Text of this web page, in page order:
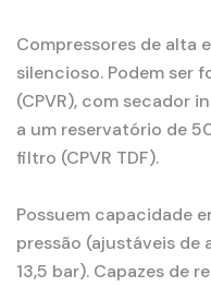
Compressores de alta
silencioso. Podem ser
(CPVR), com secador
a um reservatório de
filtro (CPVR TDF).
Possuem capacidade
pressão (ajustáveis
13,5 bar). Capazes de